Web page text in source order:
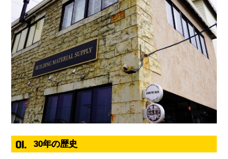
01. 30年の歴史